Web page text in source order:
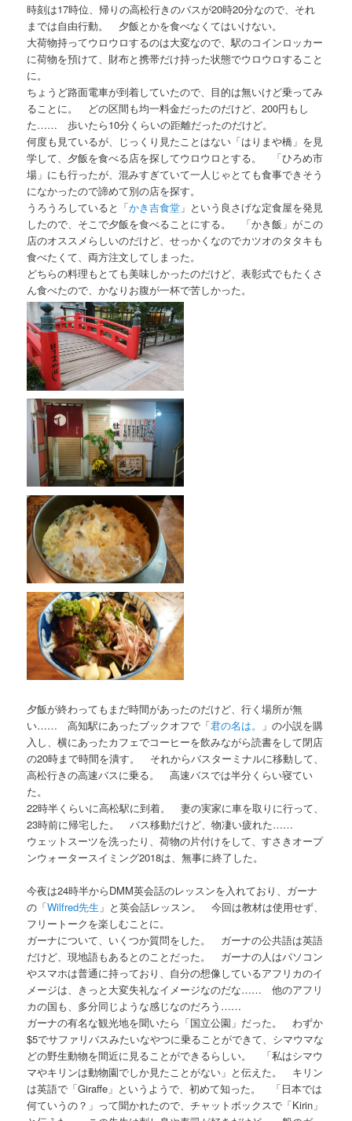
時刻は17時位、帰りの高松行きのバスが20時20分なので、それ
までは自由行動。 夕飯とかを食べなくてはいけない。
大荷物持ってウロウロするのは大変なので、駅のコインロッカー
に荷物を預けて、財布と携帯だけ持った状態でウロウロすること
に。
ちょうど路面電車が到着していたので、目的は無いけど乗ってみ
ることに。 どの区間も均一料金だったのだけど、200円もし
た…… 歩いたら10分くらいの距離だったのだけど。
何度も見ているが、じっくり見たことはない「はりまや橋」を見
学して、夕飯を食べる店を探してウロウロとする。 「ひろめ市
場」にも行ったが、混みすぎていて一人じゃとても食事できそう
になかったので諦めて別の店を探す。
うろうろしていると「かき吉食堂 」という良さげな定食屋を発見
したので、そこで夕飯を食べることにする。 「かき飯」がこの
店のオススメらしいのだけど、せっかくなのでカツオのタタキも
食べたくて、両方注文してしまった。
どちらの料理もとても美味しかったのだけど、表彰式でもたくさ
ん食べたので、かなりお腹が一杯で苦しかった。
夕飯が終わってもまだ時間があったのだけど、行く場所が無
い…… 高知駅にあったブックオフで「君の名は。
」の小説を購
入し、横にあったカフェでコーヒーを飲みながら読書をして閉店
の20時まで時間を潰す。 それからバスターミナルに移動して、
高松行きの高速バスに乗る。 高速バスでは半分くらい寝てい
た。
22時半くらいに高松駅に到着。 妻の実家に車を取りに行って、
23時前に帰宅した。 バス移動だけど、物凄い疲れた……
ウェットスーツを洗ったり、荷物の片付けをして、すさきオープ
ンウォータースイミング2018は、無事に終了した。
今夜は24時半からDMM英会話のレッスンを入れており、ガーナ
の「Wilfred先生 」と英会話レッスン。 今回は教材は使用せず、
フリートークを楽しむことに。
ガーナについて、いくつか質問をした。 ガーナの公共語は英語
だけど、現地語もあるとのことだった。 ガーナの人はパソコン
やスマホは普通に持っており、自分の想像しているアフリカのイ
メージは、きっと大変失礼なイメージなのだな…… 他のアフリ
カの国も、多分同じような感じなのだろう……
ガーナの有名な観光地を聞いたら「国立公園」だった。 わずか
$5でサファリバスみたいなやつに乗ることができて、シマウマな
どの野生動物を間近に見ることができるらしい。 「私はシマウ
マやキリンは動物園でしか見たことがない」と伝えた。 キリン
は英語で「Giraffe」というようで、初めて知った。 「日本では
何ていうの？」って聞かれたので、チャットボックスで「Kirin」